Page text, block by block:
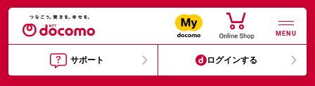
MENU
サポート ログインする